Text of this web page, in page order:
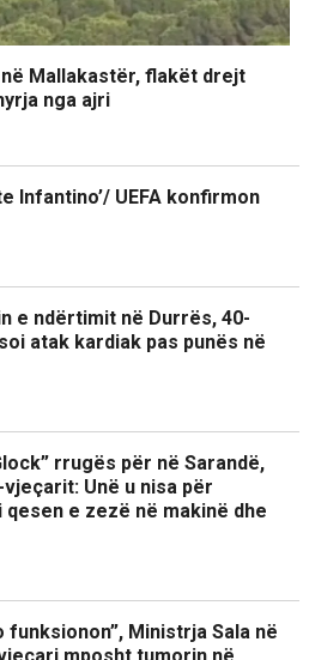
Mallakastër, flakët drejt
nga ajri
Infantino’/ UEFA konfirmon
e ndërtimit në Durrës, 40-
atak kardiak pas punës në
rrugës për në Sarandë,
Unë u nisa për
e zezë në makinë dhe
Ministrja Sala në